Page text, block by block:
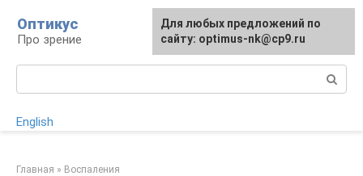
контенту
Оптикус
Про зрение
English
Главная » Воспаления
Для любых предложений по
сайту: optimus-nk@cp9.ru